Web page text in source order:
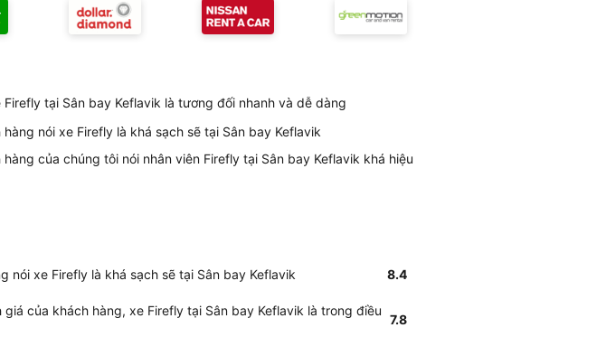
Firefly tại Sân bay Keflavik là tương đối nhanh và dễ dàng
hàng nói xe Firefly là khá sạch sẽ tại Sân bay Keflavik
hàng của chúng tôi nói nhân viên Firefly tại Sân bay Keflavik khá hiệu
nói xe Firefly là khá sạch sẽ tại Sân bay Keflavik 8.4
giá của khách hàng, xe Firefly tại Sân bay Keflavik là trong điều
7.8